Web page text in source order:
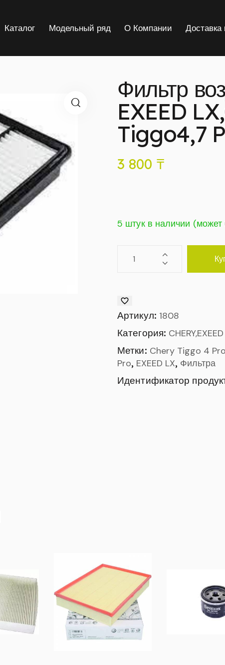
Каталог Модельный ряд О Компании Доставка
Фильтр
EXEED
Tiggo4,7
3 800 ₸
5 штук в наличии (может
Артикул: 1808
Категория: CHERY,EXEED
Метки: Chery Tiggo 4 Pro
Pro, EXEED LX, Фильтра
Идентификатор